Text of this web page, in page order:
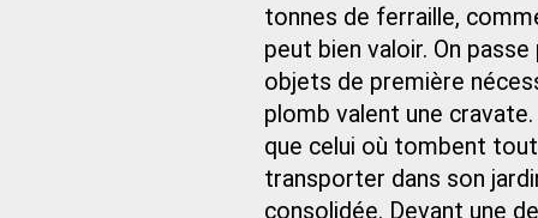
tonnes de ferraille,
peut bien valoir. On
objets de première
plomb valent une
que celui où tombent
transporter dans son
consolidée. Devant une